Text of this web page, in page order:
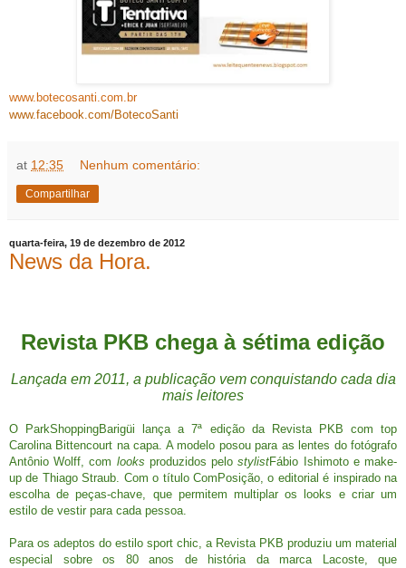
www.botecosanti.com.br
www.facebook.com/BotecoSanti
at 12:35 Nenhum comentário:
Compartilhar
quarta-feira, 19 de dezembro de 2012
News da Hora.
Revista PKB chega à sétima edição
Lançada em 2011, a publicação vem conquistando cada dia
mais leitores
O ParkShoppingBarigüi lança a 7ª edição da Revista PKB com top
Carolina Bittencourt na capa. A modelo posou para as lentes do fotógrafo
Antônio Wolff, com looks produzidos pelostylistFábio Ishimoto e make-
up de Thiago Straub. Com o título ComPosição, o editorial é inspirado na
escolha de peças-chave, que permitem multiplar os looks e criar um
estilo de vestir para cada pessoa.
Para os adeptos do estilo sport chic, a Revista PKB produziu um material
especial sobre os 80 anos de história da marca Lacoste, que